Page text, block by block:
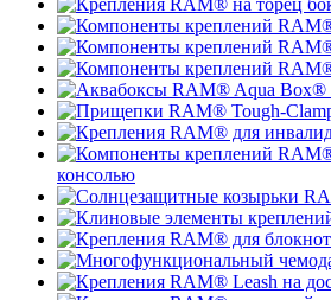
консолью